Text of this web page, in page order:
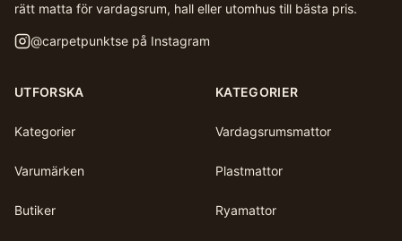
rätt matta för vardagsrum, hall eller utomhus till bästa pris.
@carpetpunktse på Instagram
UTFORSKA
Kategorier
Varumärken
Butiker
KATEGORIER
Vardagsrumsmattor
Plastmattor
Ryamattor